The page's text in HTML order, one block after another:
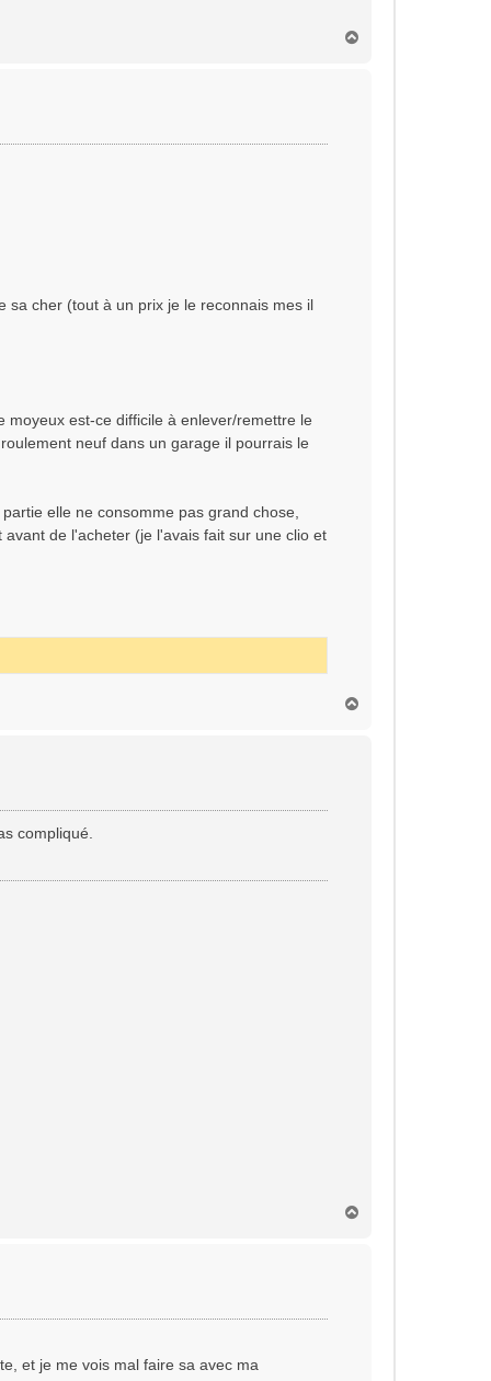
sa cher (tout à un prix je le reconnais mes il
est-ce difficile à enlever/remettre le
neuf dans un garage il pourrais le
elle ne consomme pas grand chose,
de l'acheter (je l'avais fait sur une clio et
compliqué.
et je me vois mal faire sa avec ma